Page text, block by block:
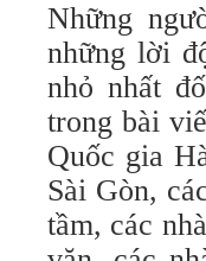
Những
những lời
nhỏ nhất
trong bài
Quốc gia
Sài Gòn,
tầm, các